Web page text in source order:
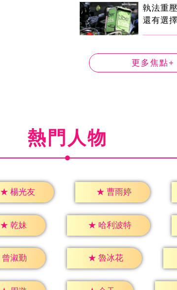
執法重
還有選
更多焦點+
熱門人物
★ 楊光友 ★ 曹雨婷
★ 乾妹 ★ 哈利波特
曾淑勤 ★ 魯冰花